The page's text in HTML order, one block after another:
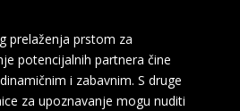
prelaženja prstom za
potencijalnih partnera čine
i zabavnim. S druge
za upoznavanje mogu nuditi